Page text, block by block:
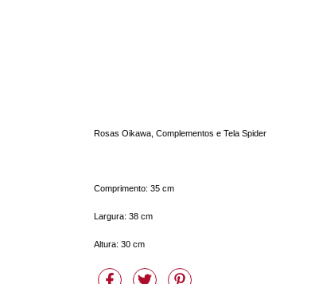
Rosas Oikawa, Complementos e Tela Spider
Comprimento: 35 cm
Largura: 38 cm
Altura: 30 cm